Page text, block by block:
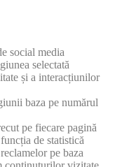
social media
selectată
și a interacțiunilor
baza pe numărul
pe fiecare pagină
de statistică
pe baza